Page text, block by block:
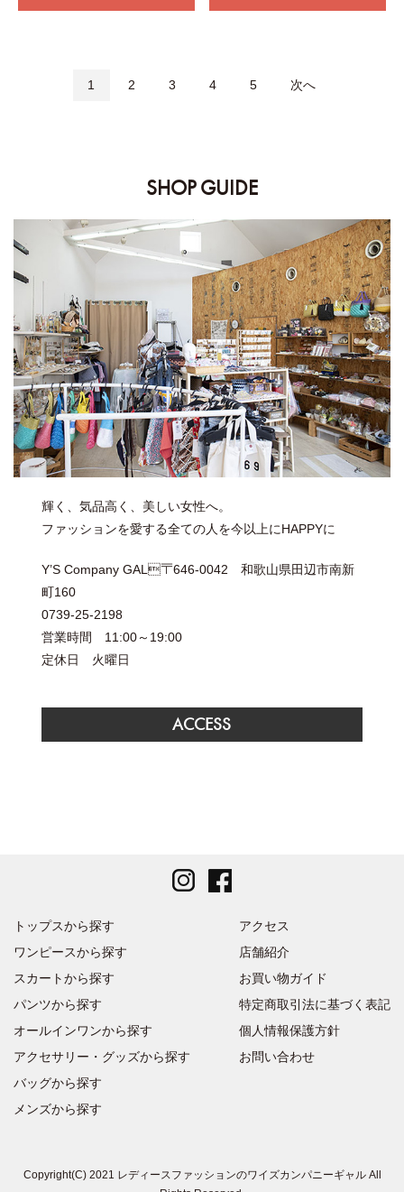
1 2 3 4 5 次へ
SHOP GUIDE
輝く、気品高く、美しい女性へ。
ファッションを愛する全ての人を今以上にHAPPYに
Y’S Company GAL〒646-0042 和歌山県田辺市南新
町160
0739-25-2198
営業時間 11:00～19:00
定休日 火曜日
ACCESS
トップスから探す
ワンピースから探す
スカートから探す
パンツから探す
オールインワンから探す
アクセサリー・グッズから探す
バッグから探す
メンズから探す
アクセス
店舗紹介
お買い物ガイド
特定商取引法に基づく表記
個人情報保護方針
お問い合わせ
Copyright(C) 2021 レディースファッションのワイズカンパニーギャル All